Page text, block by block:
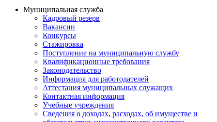
Муниципальная служба
Кадровый резерв
Вакансии
Конкурсы
Стажировка
Поступление на муниципальную службу
Квалификационные требования
Законодательство
Информация для работодателей
Аттестация муниципальных служащих
Контактная информация
Учебные учреждения
Сведения о доходах, расходах, об имуществе и